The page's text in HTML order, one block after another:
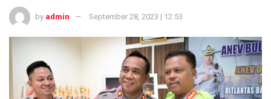
by admin September 28, 2023 | 12:53